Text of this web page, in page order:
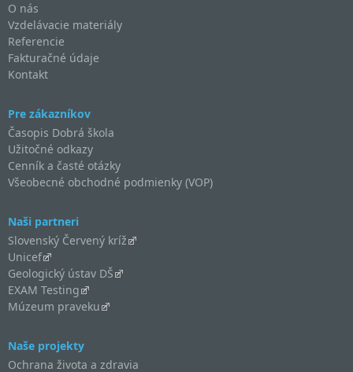
O nás
Vzdelávacie materiály
Referencie
Fakturačné údaje
Kontakt
Pre zákazníkov
Časopis Dobrá škola
Užitočné odkazy
Cenník a časté otázky
Všeobecné obchodné podmienky (VOP)
Naši partneri
Slovenský Červený kríž
Unicef
Geologický ústav DŠ
EXAM Testing
Múzeum praveku
Naše projekty
Ochrana života a zdravia